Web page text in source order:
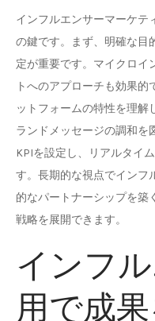
インフルエンサーマーケテ
の鍵です。まず、明確な目
定が重要です。マイクロイ
トへのアプローチも効果
ットフォームの特性を理解
ランドメッセージの調和を
KPIを設定し、リアルタイ
す。長期的な視点でインフ
的なパートナーシップを築
戦略を展開できます。
インフ
用で成